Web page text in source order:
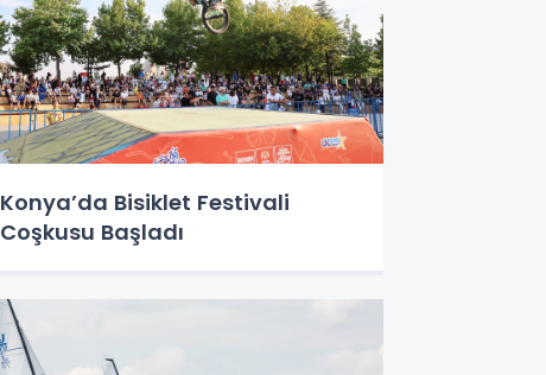
Konya’da Bisiklet Festivali
Coşkusu Başladı